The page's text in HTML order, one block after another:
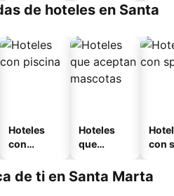
de hoteles en Santa
Hoteles
con
Hoteles
que
mascotas
con
de ti en Santa Marta